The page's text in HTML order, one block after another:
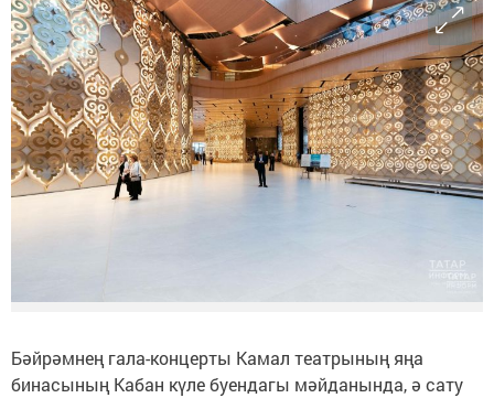
Бәйрәмнең гала-концерты Камал театрының яңа
бинасының Кабан күле буендагы мәйданында, ә сату